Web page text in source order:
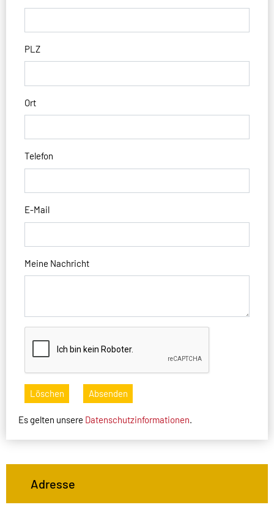
PLZ
Ort
Telefon
E-Mail
Meine Nachricht
Löschen Absenden
Es gelten unsere Datenschutzinformationen.
Adresse